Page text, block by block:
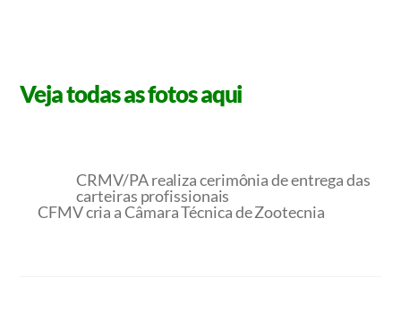
Veja todas as fotos aqui
CRMV/PA realiza cerimônia de entrega das
carteiras profissionais
CFMV cria a Câmara Técnica de Zootecnia